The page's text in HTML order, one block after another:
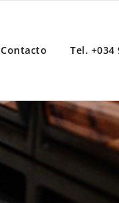
Contacto Tel. +034